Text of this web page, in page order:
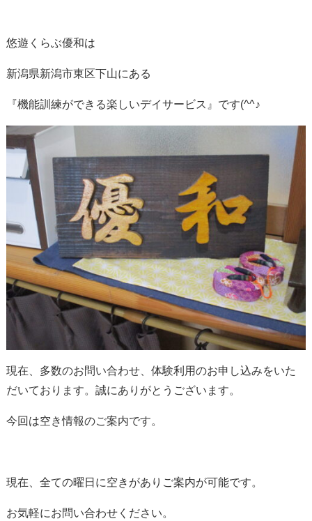
悠遊くらぶ優和は
新潟県新潟市東区下山にある
『機能訓練ができる楽しいデイサービス』です(^^♪
現在、多数のお問い合わせ、体験利用のお申し込みをいた
だいております。誠にありがとうございます。
今回は空き情報のご案内です。
現在、全ての曜日に空きがありご案内が可能です。
お気軽にお問い合わせください。